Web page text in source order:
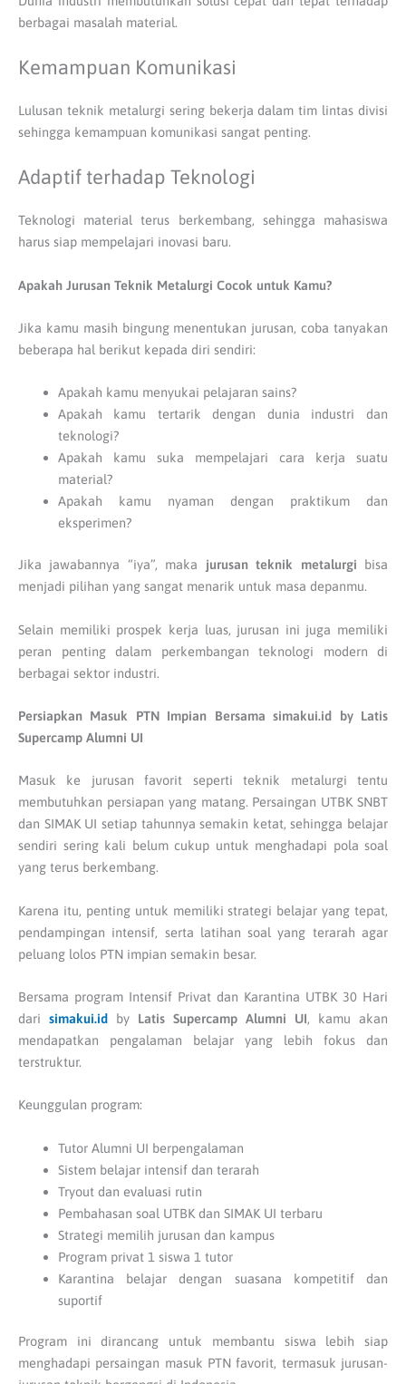
berbagai masalah material.
Kemampuan Komunikasi
Lulusan teknik metalurgi sering bekerja dalam tim lintas divisi
sehingga kemampuan komunikasi sangat penting.
Adaptif terhadap Teknologi
Teknologi material terus berkembang, sehingga mahasiswa
harus siap mempelajari inovasi baru.
Apakah Jurusan Teknik Metalurgi Cocok untuk Kamu?
Jika kamu masih bingung menentukan jurusan, coba tanyakan
beberapa hal berikut kepada diri sendiri:
Apakah kamu menyukai pelajaran sains?
Apakah kamu tertarik dengan dunia industri dan
teknologi?
Apakah kamu suka mempelajari cara kerja suatu
material?
Apakah kamu nyaman dengan praktikum dan
eksperimen?
Jika jawabannya “iya”, maka jurusan teknik metalurgi bisa
menjadi pilihan yang sangat menarik untuk masa depanmu.
Selain memiliki prospek kerja luas, jurusan ini juga memiliki
peran penting dalam perkembangan teknologi modern di
berbagai sektor industri.
Persiapkan Masuk PTN Impian Bersama simakui.id by Latis
Supercamp Alumni UI
Masuk ke jurusan favorit seperti teknik metalurgi tentu
membutuhkan persiapan yang matang. Persaingan UTBK SNBT
dan SIMAK UI setiap tahunnya semakin ketat, sehingga belajar
sendiri sering kali belum cukup untuk menghadapi pola soal
yang terus berkembang.
Karena itu, penting untuk memiliki strategi belajar yang tepat,
pendampingan intensif, serta latihan soal yang terarah agar
peluang lolos PTN impian semakin besar.
Bersama program Intensif Privat dan Karantina UTBK 30 Hari
dari simakui.id by Latis Supercamp Alumni UI, kamu akan
mendapatkan pengalaman belajar yang lebih fokus dan
terstruktur.
Keunggulan program:
Tutor Alumni UI berpengalaman
Sistem belajar intensif dan terarah
Tryout dan evaluasi rutin
Pembahasan soal UTBK dan SIMAK UI terbaru
Strategi memilih jurusan dan kampus
Program privat 1 siswa 1 tutor
Karantina belajar dengan suasana kompetitif dan
suportif
Program ini dirancang untuk membantu siswa lebih siap
menghadapi persaingan masuk PTN favorit, termasuk jurusan-